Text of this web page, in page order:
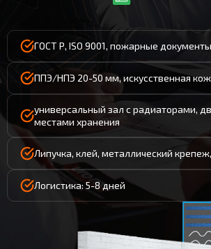
ГОСТ Р, ISO 9001, пожарные документы
ППЭ/НПЭ 20-50 мм, искусственная
универсальный зал с радиаторами,
местами хранения
Липучка, клей, металлический
Логистика: 5-8 дней